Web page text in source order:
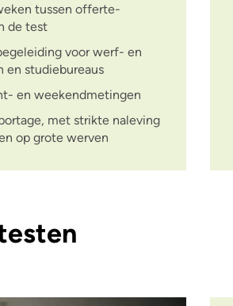
tussen offerte-
de test
voor werf- en
en studiebureaus
en weekendmetingen
met strikte naleving
op grote werven